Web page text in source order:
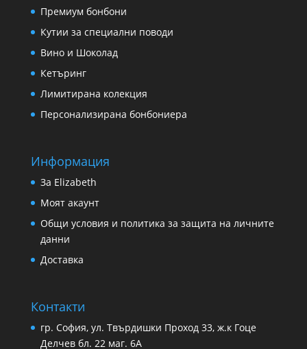
Премиум бонбони
Кутии за специални поводи
Вино и Шоколад
Кетъринг
Лимитирана колекция
Персонализирана бонбониера
Информация
За Еlizabeth
Моят акаунт
Общи условия и политика за защита на личните
данни
Доставка
Контакти
гр. София, ул. Твърдишки Проход 33, ж.к Гоце
Делчев бл. 22 маг. 6А